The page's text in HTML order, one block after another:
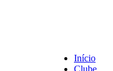
Início
Clube